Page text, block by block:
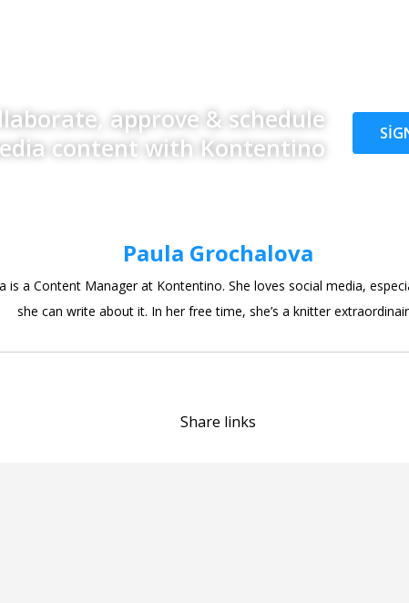
approve & schedule
content with Kontentino
Paula Grochalova
is a Content Manager at Kontentino. She loves social media,
she can write about it. In her free time, she’s a knitter
Share links